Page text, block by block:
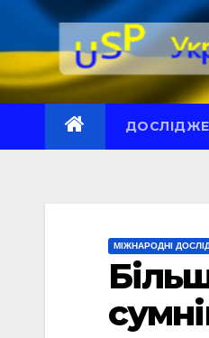
Перейти
вмісту
МІЖНАРОДНІ